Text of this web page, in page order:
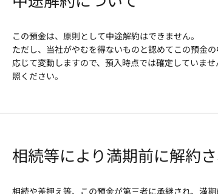
この預金は、原則として中途解約はできません。
ただし、当社がやむを得ないものと認めてこの預金
応じて変動しますので、預入時点では確定していま
照ください。
相続等により満期前に解約
相続や差押え等、この預金が第三者に承継され、満